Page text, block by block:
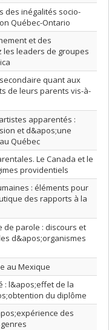
des inégalités socio-
Québec-Ontario
et des
les leaders de groupes
quant aux
de leurs parents vis-à-
apparentés :
et d&apos;une
Québec
Le Canada et le
providentiels
: éléments pour
des rapports à la
de parole : discours et
d&apos;organismes
au Mexique
: l&apos;effet de la
du diplôme
des